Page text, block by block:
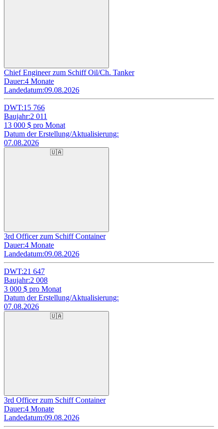
Chief Engineer zum Schiff Oil/Ch. Tanker
Dauer:4 Monate
Landedatum:09.08.2026
DWT:15 766
Baujahr:2 011
13 000 $ pro Monat
Datum der Erstellung/Aktualisierung:
07.08.2026
🇺🇦
3rd Officer zum Schiff Container
Dauer:4 Monate
Landedatum:09.08.2026
DWT:21 647
Baujahr:2 008
3 000 $ pro Monat
Datum der Erstellung/Aktualisierung:
07.08.2026
🇺🇦
3rd Officer zum Schiff Container
Dauer:4 Monate
Landedatum:09.08.2026